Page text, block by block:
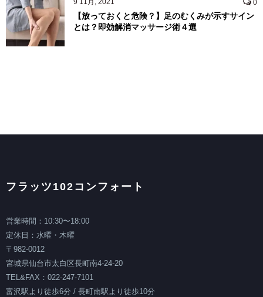
0
【放っておくと危険？】足のむくみが示すサイン
とは？即効解消マッサージ術４選
フラッツ102コンフォート
営業時間：10:30〜18:00
定休日：水曜・木曜
〒982-0012
宮城県仙台市太白区長町南4-24-20
TEL&FAX：022-247-7101
富沢駅より徒歩6分 / 長町南駅より徒歩10分